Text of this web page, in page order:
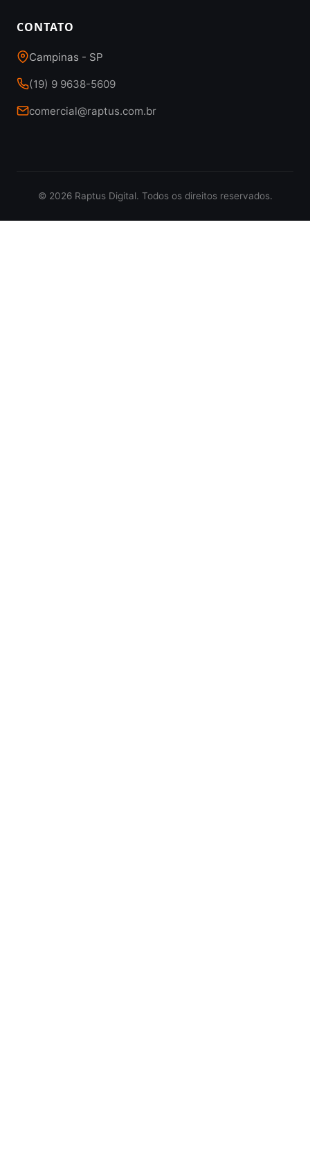
CONTATO
Campinas - SP
(19) 9 9638-5609
comercial@raptus.com.br
© 2026 Raptus Digital. Todos os direitos reservados.